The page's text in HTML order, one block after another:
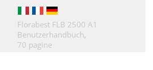
Florabest FLB 2500 A1
Benutzerhandbuch,
70 pagine